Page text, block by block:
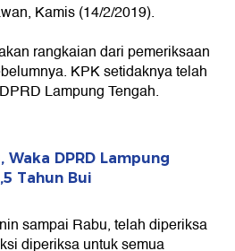
Kamis (14/2/2019).
rangkaian dari pemeriksaan
KPK setidaknya telah
Lampung Tengah.
DPRD Lampung
Tahun Bui
sampai Rabu, telah diperiksa
diperiksa untuk semua